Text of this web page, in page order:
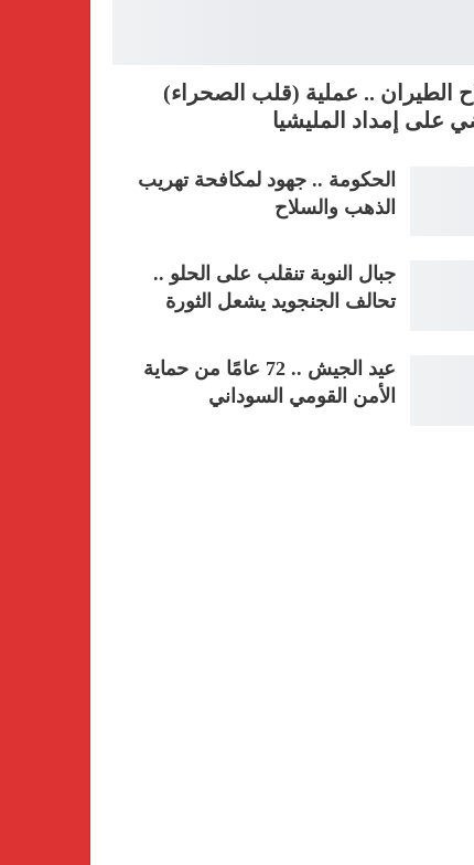
الطيران .. عملية (قلب الصحراء)
على إمداد المليشيا
الحكومة .. جهود لمكافحة تهريب
الذهب والسلاح
جبال النوبة تنقلب على الحلو ..
تحالف الجنجويد يشعل الثورة
عيد الجيش .. 72 عامًا من حماية
الأمن القومي السوداني